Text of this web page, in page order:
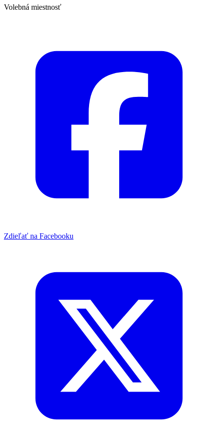
Volebná miestnosť
Zdieľať na Facebooku